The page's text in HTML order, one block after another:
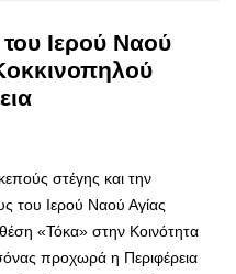
Ιερού Ναού
στέγης και την
του Ιερού Ναού Αγίας
«Τόκα» στην Κοινότητα
προχωρά η Περιφέρεια